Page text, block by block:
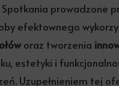
efektownego
oraz tworzenia
estetyki i
Uzupełnieniem tej